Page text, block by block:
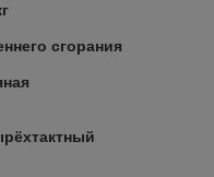
сгорания